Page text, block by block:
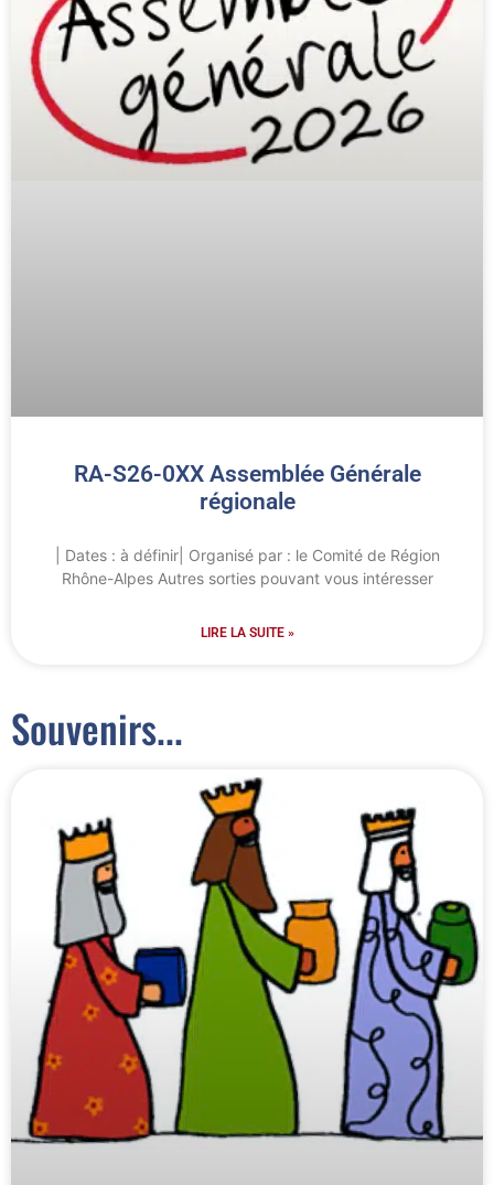
RA-S26-0XX Assemblée Générale
régionale
| Dates : à définir| Organisé par : le Comité de Région
Rhône-Alpes Autres sorties pouvant vous intéresser
LIRE LA SUITE »
Souvenirs...